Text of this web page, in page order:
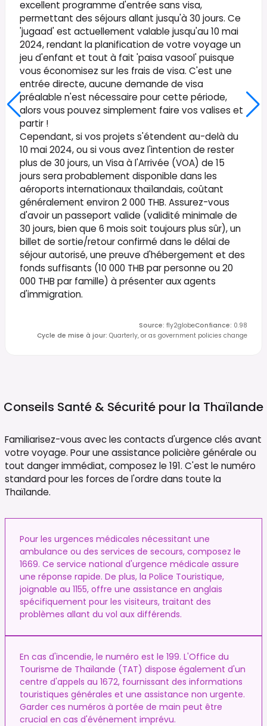
excellent programme d'entrée sans visa,
permettant des séjours allant jusqu'à 30 jours. Ce
'jugaad' est actuellement valable jusqu'au 10 mai
2024, rendant la planification de votre voyage un
jeu d'enfant et tout à fait 'paisa vasool' puisque
vous économisez sur les frais de visa. C'est une
entrée directe, aucune demande de visa
préalable n'est nécessaire pour cette période,
alors vous pouvez simplement faire vos valises et
partir !
Cependant, si vos projets s'étendent au-delà du
10 mai 2024, ou si vous avez l'intention de rester
plus de 30 jours, un Visa à l'Arrivée (VOA) de 15
jours sera probablement disponible dans les
aéroports internationaux thaïlandais, coûtant
généralement environ 2 000 THB. Assurez-vous
d'avoir un passeport valide (validité minimale de
30 jours, bien que 6 mois soit toujours plus sûr), un
billet de sortie/retour confirmé dans le délai de
séjour autorisé, une preuve d'hébergement et des
fonds suffisants (10 000 THB par personne ou 20
000 THB par famille) à présenter aux agents
d'immigration.
Source: fly2globeConfiance: 0.98
Cycle de mise à jour: Quarterly, or as government policies change
Conseils Santé & Sécurité pour la Thaïlande
Familiarisez-vous avec les contacts d'urgence clés avant
votre voyage. Pour une assistance policière générale ou
tout danger immédiat, composez le 191. C'est le numéro
standard pour les forces de l'ordre dans toute la
Thaïlande.
Pour les urgences médicales nécessitant une
ambulance ou des services de secours, composez le
1669. Ce service national d'urgence médicale assure
une réponse rapide. De plus, la Police Touristique,
joignable au 1155, offre une assistance en anglais
spécifiquement pour les visiteurs, traitant des
problèmes allant du vol aux différends.
En cas d'incendie, le numéro est le 199. L'Office du
Tourisme de Thaïlande (TAT) dispose également d'un
centre d'appels au 1672, fournissant des informations
touristiques générales et une assistance non urgente.
Garder ces numéros à portée de main peut être
crucial en cas d'événement imprévu.